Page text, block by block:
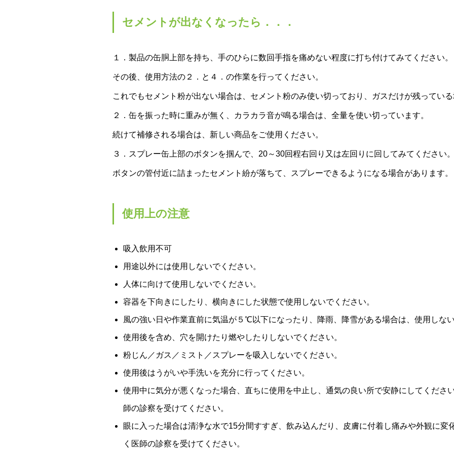
セメントが出なくなったら．．．
１．製品の缶胴上部を持ち、手のひらに数回手指を痛めない程度に打ち付けてみてください。
その後、使用方法の２．と４．の作業を行ってください。
これでもセメント粉が出ない場合は、セメント粉のみ使い切っており、ガスだけが残っている
２．缶を振った時に重みが無く、カラカラ音が鳴る場合は、全量を使い切っています。
続けて補修される場合は、新しい商品をご使用ください。
３．スプレー缶上部のボタンを掴んで、20～30回程右回り又は左回りに回してみてください。
ボタンの管付近に詰まったセメント紛が落ちて、スプレーできるようになる場合があります。
使用上の注意
吸入飲用不可
用途以外には使用しないでください。
人体に向けて使用しないでください。
容器を下向きにしたり、横向きにした状態で使用しないでください。
風の強い日や作業直前に気温が５℃以下になったり、降雨、降雪がある場合は、使用しない
使用後を含め、穴を開けたり燃やしたりしないでください。
粉じん／ガス／ミスト／スプレーを吸入しないでください。
使用後はうがいや手洗いを充分に行ってください。
使用中に気分が悪くなった場合、直ちに使用を中止し、通気の良い所で安静にしてくださ
師の診察を受けてください。
眼に入った場合は清浄な水で15分間すすぎ、飲み込んだり、皮膚に付着し痛みや外観に変
く医師の診察を受けてください。